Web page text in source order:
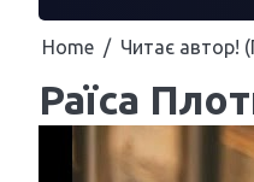
Home Читає автор!
Раїса